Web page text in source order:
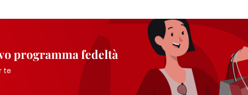
programma fedeltà
te